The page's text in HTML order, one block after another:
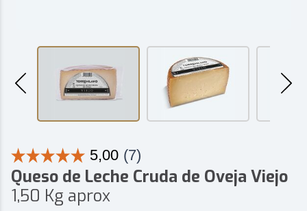
Queso de Leche Cruda de Oveja Viejo
1,50 Kg aprox